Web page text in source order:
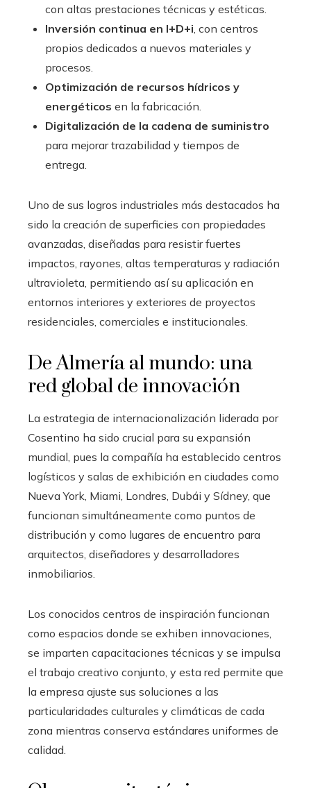
con altas prestaciones técnicas y estéticas.
Inversión continua en I+D+i , con centros
propios dedicados a nuevos materiales y
procesos.
Optimización de recursos hídricos y
energéticos en la fabricación.
Digitalización de la cadena de suministro
para mejorar trazabilidad y tiempos de
entrega.
Uno de sus logros industriales más destacados ha
sido la creación de superficies con propiedades
avanzadas, diseñadas para resistir fuertes
impactos, rayones, altas temperaturas y radiación
ultravioleta, permitiendo así su aplicación en
entornos interiores y exteriores de proyectos
residenciales, comerciales e institucionales.
De Almería al mundo: una
red global de innovación
La estrategia de internacionalización liderada por
Cosentino ha sido crucial para su expansión
mundial, pues la compañía ha establecido centros
logísticos y salas de exhibición en ciudades como
Nueva York, Miami, Londres, Dubái y Sídney, que
funcionan simultáneamente como puntos de
distribución y como lugares de encuentro para
arquitectos, diseñadores y desarrolladores
inmobiliarios.
Los conocidos centros de inspiración funcionan
como espacios donde se exhiben innovaciones,
se imparten capacitaciones técnicas y se impulsa
el trabajo creativo conjunto, y esta red permite que
la empresa ajuste sus soluciones a las
particularidades culturales y climáticas de cada
zona mientras conserva estándares uniformes de
calidad.